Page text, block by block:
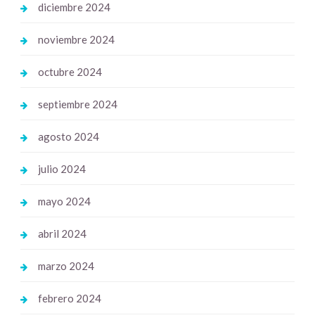
diciembre 2024
noviembre 2024
octubre 2024
septiembre 2024
agosto 2024
julio 2024
mayo 2024
abril 2024
marzo 2024
febrero 2024